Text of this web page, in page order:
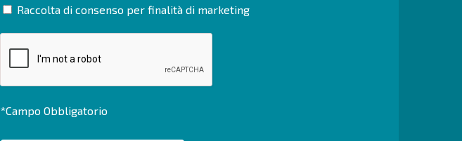
Raccolta di consenso per finalità di marketing
*Campo Obbligatorio